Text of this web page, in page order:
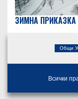
ЗИМНА ПРИКАЗКА
Общи
Всички